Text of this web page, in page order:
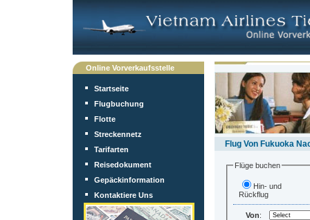
Online Vorverkaufsstelle
Startseite
Flugbuchung
Flotte
Streckennetz
Tarifarten
Reisedokument
Gepäckinformation
Kontaktiere Uns
Flug Von Fukuoka
Flüge buchen
Hin- und
Rückflug
Von: